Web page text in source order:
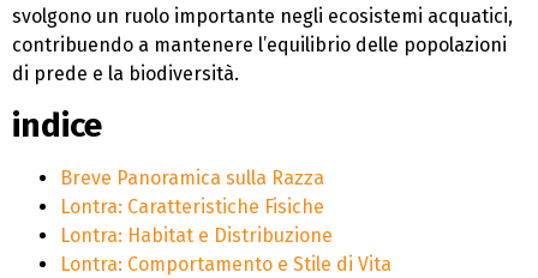
svolgono un ruolo importante negli ecosistemi acquatici,
contribuendo a mantenere l’equilibrio delle popolazioni
di prede e la biodiversità.
indice
Breve Panoramica sulla Razza
Lontra: Caratteristiche Fisiche
Lontra: Habitat e Distribuzione
Lontra: Comportamento e Stile di Vita